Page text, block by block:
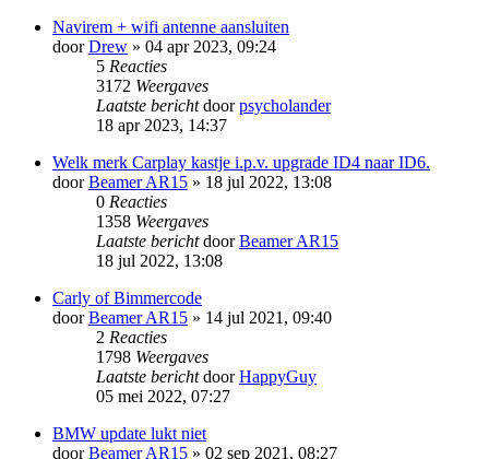
Navirem + wifi antenne aansluiten
doorDrew » 04 apr 2023, 09:24
5 Reacties
3172 Weergaves
Laatste berichtdoorpsycholander
18 apr 2023, 14:37
Welk merk Carplay kastje i.p.v. upgrade ID4 naar ID6.
doorBeamer AR15 » 18 jul 2022, 13:08
0 Reacties
1358 Weergaves
Laatste berichtdoorBeamer AR15
18 jul 2022, 13:08
Carly of Bimmercode
doorBeamer AR15 » 14 jul 2021, 09:40
2 Reacties
1798 Weergaves
Laatste berichtdoorHappyGuy
05 mei 2022, 07:27
BMW update lukt niet
doorBeamer AR15 » 02 sep 2021, 08:27